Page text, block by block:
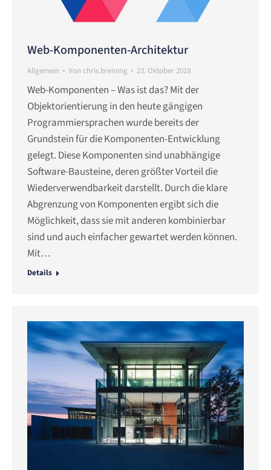
Web-Komponenten-Architektur
Allgemein Von chris.breining 23. Oktober 2018
Web-Komponenten – Was ist das? Mit der
Objektorientierung in den heute gängigen
Programmiersprachen wurde bereits der
Grundstein für die Komponenten-Entwicklung
gelegt. Diese Komponenten sind unabhängige
Software-Bausteine, deren größter Vorteil die
Wiederverwendbarkeit darstellt. Durch die klare
Abgrenzung von Komponenten ergibt sich die
Möglichkeit, dass sie mit anderen kombinierbar
sind und auch einfacher gewartet werden können.
Mit…
Details